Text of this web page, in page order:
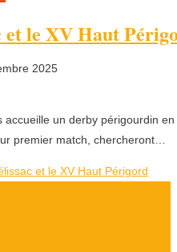
et le XV Haut
2025
un derby périgourdin
premier match, chercheront…
et le XV Haut Périgord